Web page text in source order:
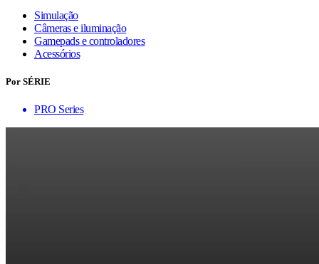
Simulação
Câmeras e iluminação
Gamepads e controladores
Acessórios
Por SÉRIE
PRO Series